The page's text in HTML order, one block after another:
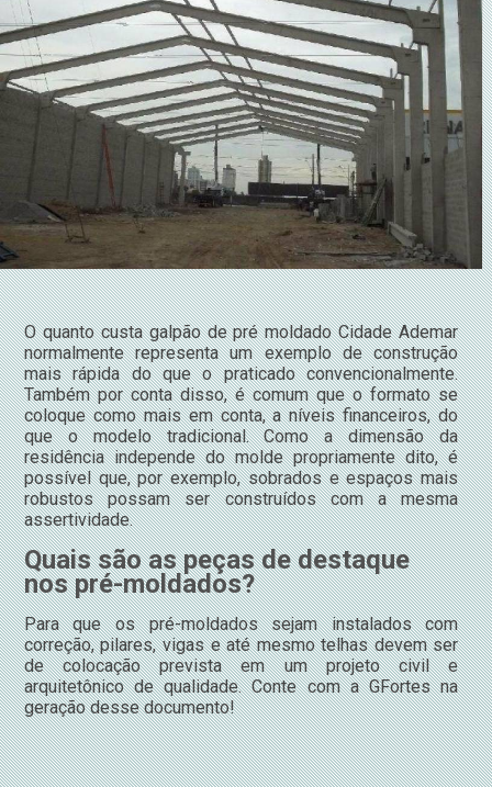
O quanto custa galpão de pré moldado Cidade Ademar
normalmente representa um exemplo de construção
mais rápida do que o praticado convencionalmente.
Também por conta disso, é comum que o formato se
coloque como mais em conta, a níveis financeiros, do
que o modelo tradicional. Como a dimensão da
residência independe do molde propriamente dito, é
possível que, por exemplo, sobrados e espaços mais
robustos possam ser construídos com a mesma
assertividade.
Quais são as peças de destaque
nos pré-moldados?
Para que os pré-moldados sejam instalados com
correção, pilares, vigas e até mesmo telhas devem ser
de colocação prevista em um projeto civil e
arquitetônico de qualidade. Conte com a GFortes na
geração desse documento!